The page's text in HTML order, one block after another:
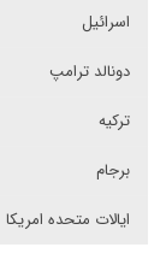
اسرائیل
دونالد ترامپ
ترکیه
برجام
ایالات متحده امریکا